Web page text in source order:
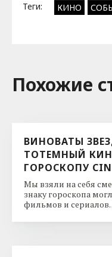
Теги: КИНО
Похожие
ВИНОВАТЫ
ТОТЕМНЫЙ
ГОРОСКОПУ
Мы взяли на себя
знаку гороскопа
фильмов и сериалов.